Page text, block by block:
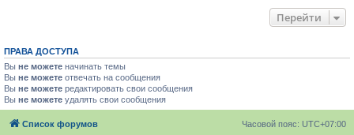
Перейти
ПРАВА ДОСТУПА
Вы не можете начинать темы
Вы не можете отвечать на сообщения
Вы не можете редактировать свои сообщения
Вы не можете удалять свои сообщения
Список форумов Часовой пояс: UTC+07:00